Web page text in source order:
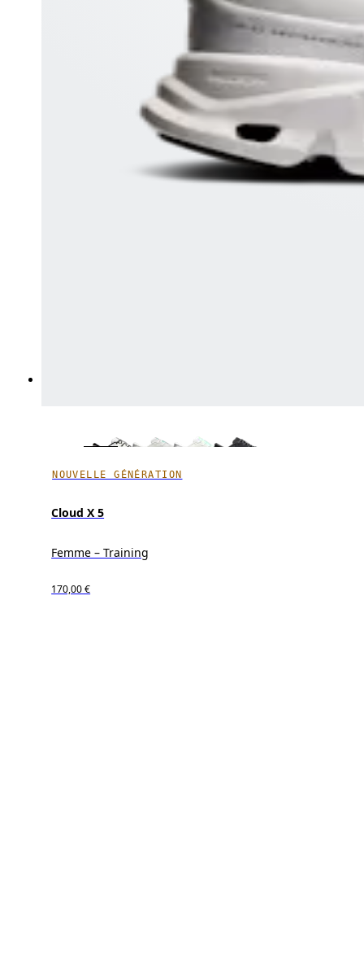
NOUVELLE GÉNÉRATION
Cloud X 5
Femme – Training
170,00 €